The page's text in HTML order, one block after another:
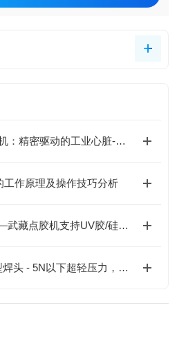
日本NPM PM永磁步进电机：精密驱动的工业心脏-成都藤田提供
作原理及操作技巧分析
多场景兼容，一机多用——武藏点胶机支持UV胶/硅胶/AB胶等全材料涂布
AVIO NA-121/NA-131微型焊头 - 5N以下超轻压力，精密电子焊接专家